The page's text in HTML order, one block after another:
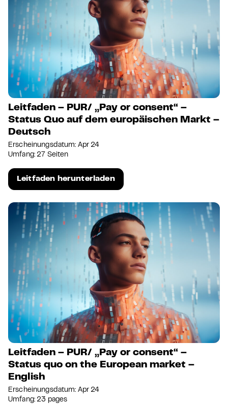
Leitfaden – PUR/ „Pay or consent“ –
Status Quo auf dem europäischen Markt –
Deutsch
Erscheinungsdatum: Apr 24
Umfang: 27 Seiten
Leitfaden herunterladen
Leitfaden – PUR/ „Pay or consent“ –
Status quo on the European market –
English
Erscheinungsdatum: Apr 24
Umfang: 23 pages